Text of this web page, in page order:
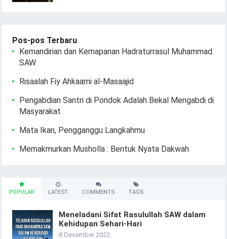
Pos-pos Terbaru
Kemandirian dan Kemapanan Hadraturrasul Muhammad
SAW
Risaalah Fiy Ahkaami al-Masaajid
Pengabdian Santri di Pondok Adalah Bekal Mengabdi di
Masyarakat
Mata Ikan, Pengganggu Langkahmu
Memakmurkan Musholla : Bentuk Nyata Dakwah
POPULAR LATEST COMMENTS TAGS
Meneladani Sifat Rasulullah SAW dalam
Kehidupan Sehari-Hari
8 Desember 2022